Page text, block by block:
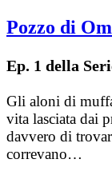
Pozzo di
Ep. 1 della
Gli aloni di
vita lasciata dai
davvero di
correvano…